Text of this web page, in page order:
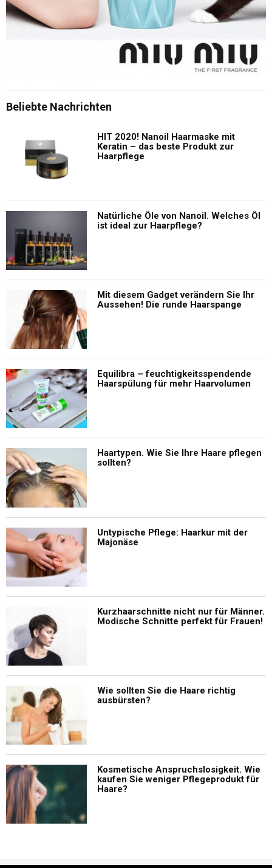
Beliebte Nachrichten
HIT 2020! Nanoil Haarmaske mit
Keratin – das beste Produkt zur
Haarpflege
Natürliche Öle von Nanoil. Welches Öl
ist ideal zur Haarpflege?
Mit diesem Gadget verändern Sie Ihr
Aussehen! Die runde Haarspange
Equilibra – feuchtigkeitsspendende
Haarspülung für mehr Haarvolumen
Haartypen. Wie Sie Ihre Haare pflegen
sollten?
Untypische Pflege: Haarkur mit der
Majonäse
Kurzhaarschnitte nicht nur für Männer.
Modische Schnitte perfekt für Frauen!
Wie sollten Sie die Haare richtig
ausbürsten?
Kosmetische Anspruchslosigkeit. Wie
kaufen Sie weniger Pflegeprodukt für
Haare?